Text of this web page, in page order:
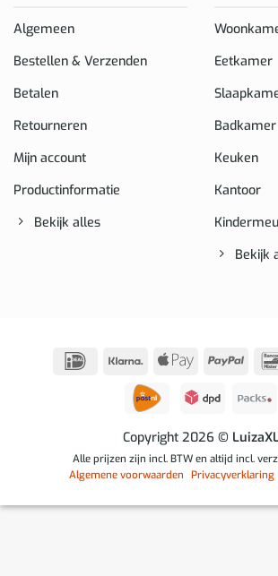
Algemeen
Bestellen & Verzenden
Betalen
Retourneren
Mijn account
Productinformatie
Bekijk alles
Eetkamer
Badkamer
Keuken
Kantoor
Bekijk
IDeal Klarna
Apple
Copyright 2026 ©
Alle prijzen zijn incl. BTW en altijd incl.
Algemene voorwaarden Privacyverklaring